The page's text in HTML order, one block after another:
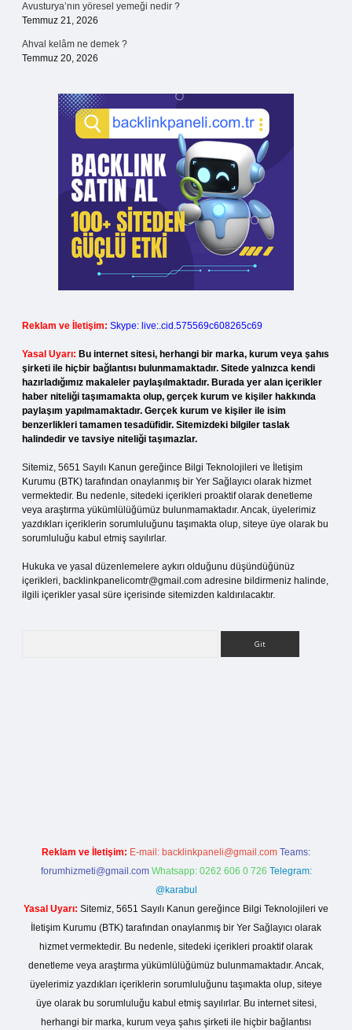
Avusturya’nın yöresel yemeği nedir ?
Temmuz 21, 2026
Ahval kelâm ne demek ?
Temmuz 20, 2026
Reklam ve İletişim: Skype: live:.cid.575569c608265c69
Yasal Uyarı: Bu internet sitesi, herhangi bir marka, kurum veya şahıs
şirketi ile hiçbir bağlantısı bulunmamaktadır. Sitede yalnızca kendi
hazırladığımız makaleler paylaşılmaktadır. Burada yer alan içerikler
haber niteliği taşımamakta olup, gerçek kurum ve kişiler hakkında
paylaşım yapılmamaktadır. Gerçek kurum ve kişiler ile isim
benzerlikleri tamamen tesadüfidir. Sitemizdeki bilgiler taslak
halindedir ve tavsiye niteliği taşımazlar.
Sitemiz, 5651 Sayılı Kanun gereğince Bilgi Teknolojileri ve İletişim
Kurumu (BTK) tarafından onaylanmış bir Yer Sağlayıcı olarak hizmet
vermektedir. Bu nedenle, sitedeki içerikleri proaktif olarak denetleme
veya araştırma yükümlülüğümüz bulunmamaktadır. Ancak, üyelerimiz
yazdıkları içeriklerin sorumluluğunu taşımakta olup, siteye üye olarak bu
sorumluluğu kabul etmiş sayılırlar.
Hukuka ve yasal düzenlemelere aykırı olduğunu düşündüğünüz
içerikleri, backlinkpanelicomtr@gmail.com adresine bildirmeniz halinde,
ilgili içerikler yasal süre içerisinde sitemizden kaldırılacaktır.
Reklam ve İletişim: E-mail: backlinkpaneli@gmail.com Teams:
forumhizmeti@gmail.com Whatsapp: 0262 606 0 726 Telegram:
@karabul
Yasal Uyarı: Sitemiz, 5651 Sayılı Kanun gereğince Bilgi Teknolojileri ve
İletişim Kurumu (BTK) tarafından onaylanmış bir Yer Sağlayıcı olarak
hizmet vermektedir. Bu nedenle, sitedeki içerikleri proaktif olarak
denetleme veya araştırma yükümlülüğümüz bulunmamaktadır. Ancak,
üyelerimiz yazdıkları içeriklerin sorumluluğunu taşımakta olup, siteye
üye olarak bu sorumluluğu kabul etmiş sayılırlar. Bu internet sitesi,
herhangi bir marka, kurum veya şahıs şirketi ile hiçbir bağlantısı